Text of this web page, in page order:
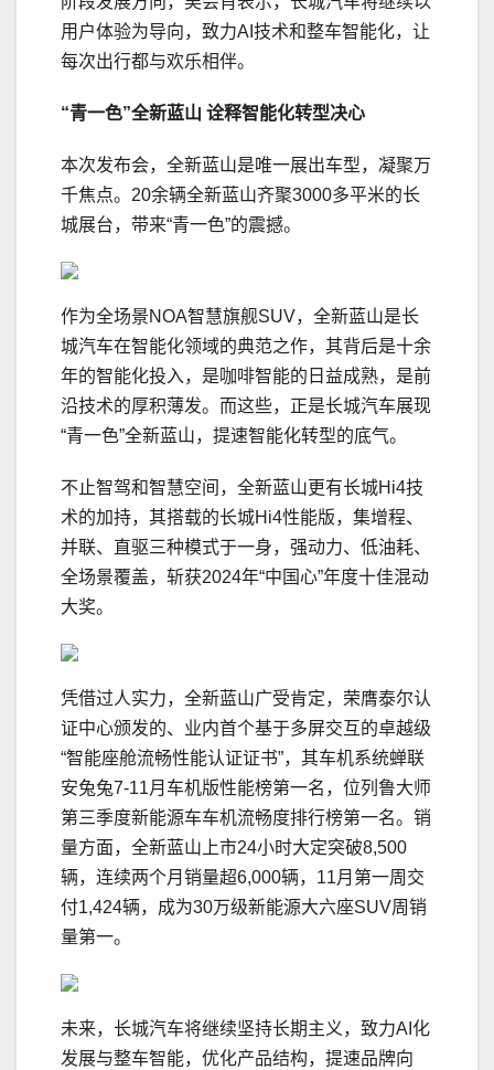
用户体验为导向，致力AI技术和整车智能化，让
每次出行都与欢乐相伴。
“青一色”全新蓝山 诠释智能化转型决心
本次发布会，全新蓝山是唯一展出车型，凝聚万
千焦点。20余辆全新蓝山齐聚3000多平米的长
城展台，带来“青一色”的震撼。
作为全场景NOA智慧旗舰SUV，全新蓝山是长
城汽车在智能化领域的典范之作，其背后是十余
年的智能化投入，是咖啡智能的日益成熟，是前
沿技术的厚积薄发。而这些，正是长城汽车展现
“青一色”全新蓝山，提速智能化转型的底气。
不止智驾和智慧空间，全新蓝山更有长城Hi4技
术的加持，其搭载的长城Hi4性能版，集增程、
并联、直驱三种模式于一身，强动力、低油耗、
全场景覆盖，斩获2024年“中国心”年度十佳混动
大奖。
凭借过人实力，全新蓝山广受肯定，荣膺泰尔认
证中心颁发的、业内首个基于多屏交互的卓越级
“智能座舱流畅性能认证证书”，其车机系统蝉联
安兔兔7-11月车机版性能榜第一名，位列鲁大师
第三季度新能源车车机流畅度排行榜第一名。销
量方面，全新蓝山上市24小时大定突破8,500
辆，连续两个月销量超6,000辆，11月第一周交
付1,424辆，成为30万级新能源大六座SUV周销
量第一。
未来，长城汽车将继续坚持长期主义，致力AI化
发展与整车智能，优化产品结构，提速品牌向